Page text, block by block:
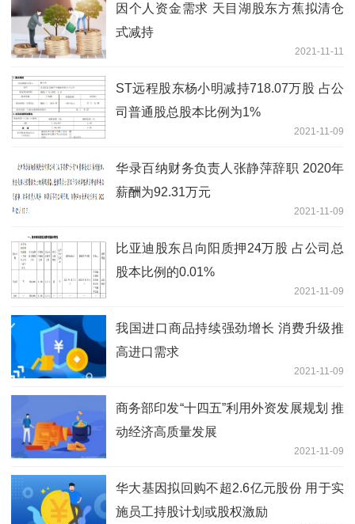
因个人资金需求 天目湖股东方蕉拟清仓
式减持
2021-11-11
ST远程股东杨小明减持718.07万股 占公
司普通股总股本比例为1%
2021-11-09
华录百纳财务负责人张静萍辞职 2020年
薪酬为92.31万元
2021-11-09
比亚迪股东吕向阳质押24万股 占公司总
股本比例的0.01%
2021-11-09
我国进口商品持续强劲增长 消费升级推
高进口需求
2021-11-09
商务部印发“十四五”利用外资发展规划 推
动经济高质量发展
2021-11-09
华大基因拟回购不超2.6亿元股份 用于实
施员工持股计划或股权激励